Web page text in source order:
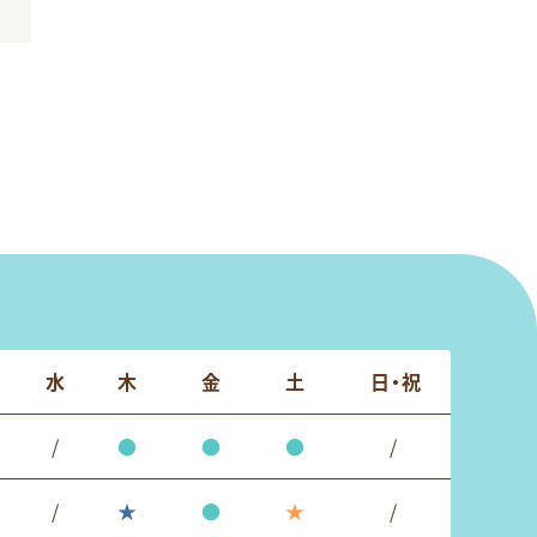
水 木 金 土 日・祝
/ ● ● ● /
/ ★ ● ★ /